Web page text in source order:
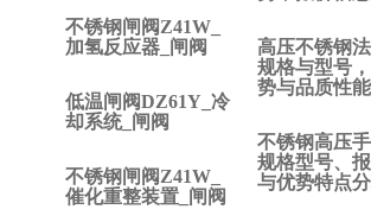
不锈钢闸阀Z41W_
加氢反应器_闸阀
低温闸阀DZ61Y_冷
却系统_闸阀
不锈钢闸阀Z41W_
催化重整装置_闸阀
高压不锈钢
规格与型号
势与品质性
不锈钢高压
规格型号、
与优势特点
什么
区
下一
煤气
安全